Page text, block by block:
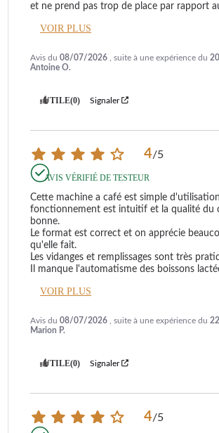
et ne prend pas trop de place par rapport
VOIR PLUS
Avis du 08/07/2026 , suite à une expérience du
Antoine O.
UTILE(0) Signaler
4/5
AVIS VÉRIFIÉ DE TESTEUR
Cette machine a café est simple
fonctionnement est intuitif et la qualité du
bonne.
Le format est correct et on apprécie
qu'elle fait.
Les vidanges et remplissages sont très
Il manque l'automatisme des boissons
VOIR PLUS
Avis du 08/07/2026 , suite à une expérience du
Marion P.
UTILE(0) Signaler
4/5